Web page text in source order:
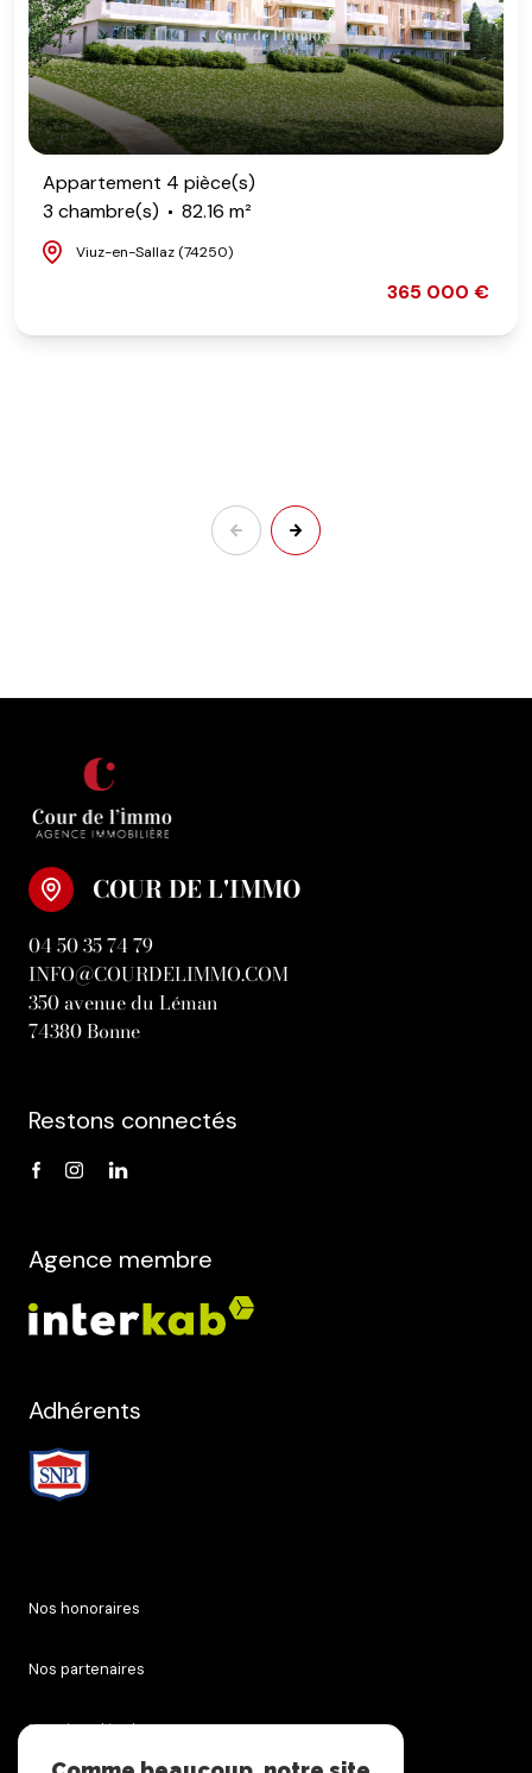
Appartement 4 pièce(s)
3 chambre(s)
82.16 m²
Viuz-en-Sallaz (74250)
365 000 €
COUR DE L'IMMO
04 50 35 74 79
INFO@COURDELIMMO.COM
350 avenue du Léman
74380 Bonne
Restons connectés
Agence membre
Adhérents
Nos honoraires
Nos partenaires
Mentions légales